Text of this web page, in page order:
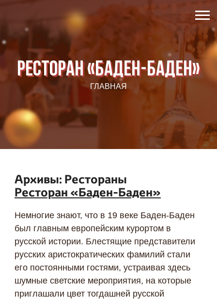
Ресторан «Баден-Баден»
ГЛАВНАЯ
Архивы: Рестораны
Ресторан «Баден-Баден»
Немногие знают, что в 19 веке Баден-Баден
был главным европейским курортом в
русской истории. Блестящие представители
русских аристократических фамилий стали
его постоянными гостями, устраивая здесь
шумные светские мероприятия, на которые
приглашали цвет тогдашней русской